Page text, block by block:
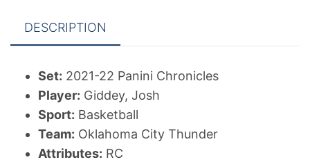
DESCRIPTION
Set: 2021-22 Panini Chronicles
Player: Giddey, Josh
Sport: Basketball
Team: Oklahoma City Thunder
Attributes: RC